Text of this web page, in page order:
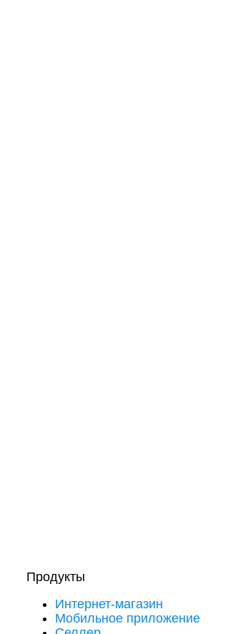
Продукты
Интернет-магазин
Мобильное приложение